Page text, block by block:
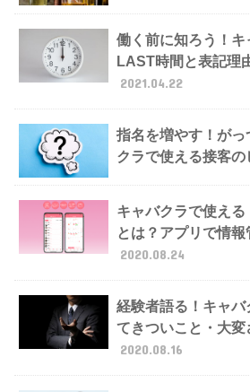
働く前に知ろう！
LAST時間と表記理
2021.04.22
指名を増やす！が
クラで使える接客の
キャバクラで使える
とは？アプリで情
2020.08.24
経験者語る！キャ
てきついこと・大変
2020.08.16